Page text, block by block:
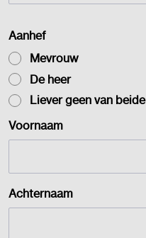
Aanhef
Mevrouw
De heer
Liever geen van beide
Voornaam
Achternaam